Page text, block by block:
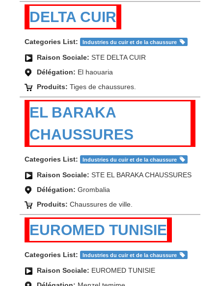
DELTA CUIR
Categories List: Industries du cuir et de la chaussure
Raison Sociale: STE DELTA CUIR
Délégation: El haouaria
Produits: Tiges de chaussures.
EL BARAKA
CHAUSSURES
Categories List: Industries du cuir et de la chaussure
Raison Sociale: STE EL BARAKA CHAUSSURES
Délégation: Grombalia
Produits: Chaussures de ville.
EUROMED TUNISIE
Categories List: Industries du cuir et de la chaussure
Raison Sociale: EUROMED TUNISIE